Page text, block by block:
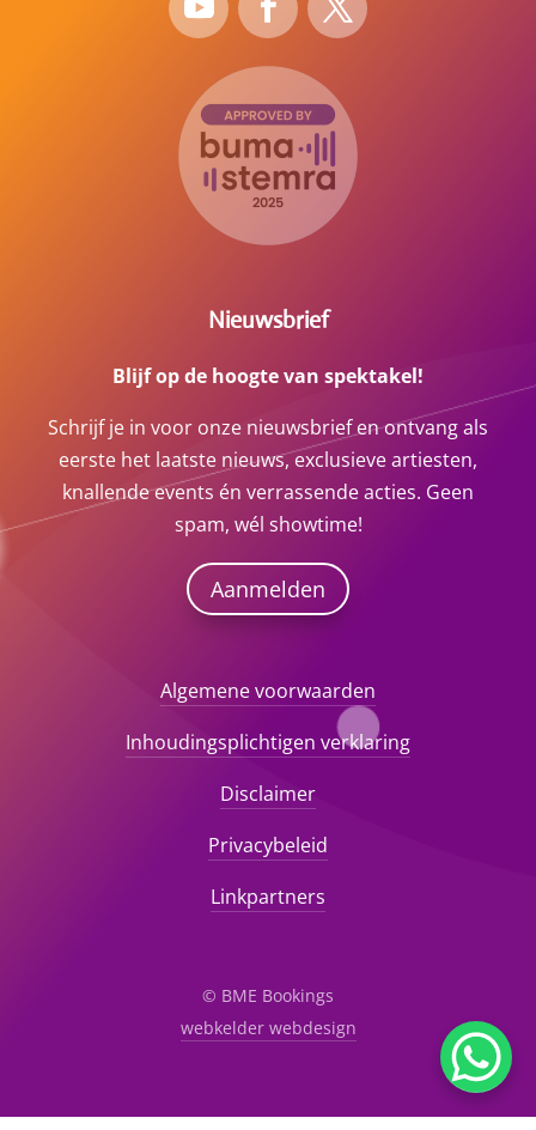
Nieuwsbrief
Blijf op de hoogte van spektakel!
Schrijf je in voor onze nieuwsbrief en ontvang als
eerste het laatste nieuws, exclusieve artiesten,
knallende events én verrassende acties. Geen
spam, wél showtime!
Aanmelden
Algemene voorwaarden
Inhoudingsplichtigen verklaring
Disclaimer
Privacybeleid
Linkpartners
© BME Bookings
webkelder webdesign